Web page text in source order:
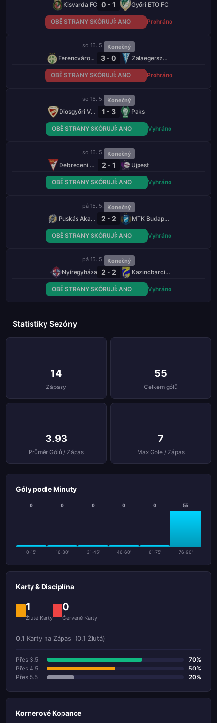
Kisvárda FC 0 - 1 Győri ETO FC
OBĚ STRANY SKÓRUJÍ: ANO Prohráno
so 16. 5. Konečný
Ferencváros TC 3 - 0 Zalaegerszegi TE
OBĚ STRANY SKÓRUJÍ: ANO Prohráno
so 16. 5. Konečný
Diosgyőri VTK 1 - 3 Paks
OBĚ STRANY SKÓRUJÍ: ANO Vyhráno
so 16. 5. Konečný
Debreceni VSC 2 - 1 Ujpest
OBĚ STRANY SKÓRUJÍ: ANO Vyhráno
pá 15. 5. Konečný
Puskás Akadémia 2 - 2 MTK Budapešť
OBĚ STRANY SKÓRUJÍ: ANO Vyhráno
pá 15. 5. Konečný
Nyíregyháza 2 - 2 Kazincbarcika
OBĚ STRANY SKÓRUJÍ: ANO Vyhráno
Statistiky Sezóny
14
Zápasy
55
Celkem gólů
3.93
Průměr Gólů / Zápas
7
Max Gole / Zápas
Góly podle Minuty
0
0-15'
0
16-30'
0
31-45'
0
46-60'
0
61-75'
55
76-90'
Karty & Disciplína
1
Žluté Karty
0
Červené Karty
0.1 Karty na Zápas (0.1 Žlutá)
Přes 3.5
70%
Přes 4.5
50%
Přes 5.5
20%
Kornerové Kopance